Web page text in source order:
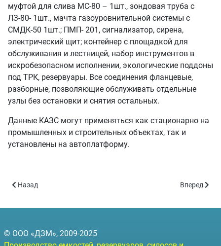
муфтой для слива МС-80 – 1шт., зондовая труба с
ЛЗ-80- 1шт., мачта газоуровнительной системы с
СМДК-50 1шт.; ПМП- 201, сигнализатор, сирена,
электрический щит; контейнер с площадкой для
обслуживания и лестницей, набор инструментов в
искробезопасном исполнении, экологические поддоны
под ТРК, резервуары. Все соединения фланцевые,
разборные, позволяющие обслуживать отдельные
узлы без остановки и снятия остальных.
Данные КАЗС могут применяться как стационарно на
промышленных и строительных объектах, так и
установлены на автоплатформу.
Предыдущий: Контейнерная АЗС -50 (КАЗС-50 объём 50 куб.м)
Назад Следующий:
Вперед
© ООО «ДЗМ», 2009-2025